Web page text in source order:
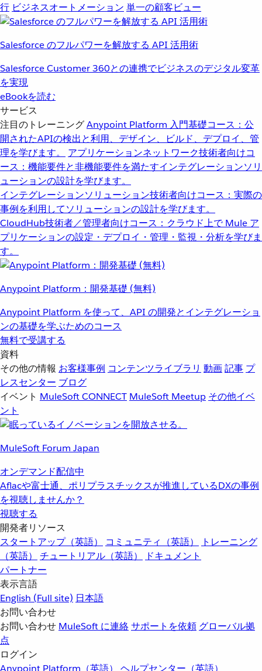
行 ビジネスオートメーション 単一の顧客ビュー
Salesforce のフルパワーを解放する API 活用術
Salesforce Customer 360との連携でビジネスのデジタル変革
を実現
eBookを読む
サービス
注目のトレーニングAnypoint Platform 入門基礎コース：公
開されたAPIの検出と利用、デザイン、ビルド、デプロイ、管
理を学びます。
アプリケーションネットワーク技術者向けコ
ース：機能要件と非機能要件を満たすインテグレーションソリ
ューションの設計を学びます。
インテグレーションソリューション技術者向けコース：実際の
事例を利用してソリューションの設計を学びます。
CloudHub技術者／管理者向けコース：クラウド上で Mule ア
プリケーションの設定・デプロイ・管理・監視・分析を学びま
す。
Anypoint Platform：開発基礎 (無料)
Anypoint Platform を使って、API の開発とインテグレーショ
ンの基礎を学ぶためのコース
無料で受講する
資料
その他の情報 お客様事例 コンテンツライブラリ 動画記事 プ
レスセンター ブログ
イベント MuleSoft CONNECT MuleSoft Meetup その他イベ
ント
MuleSoft Forum Japan
オンデマンド配信中
Aflacや富士通、ポリプラスチックスが推進しているDXの事例
を視聴しませんか？
視聴する
開発者リソース
スタートアップ（英語）
コミュニティ（英語）
トレーニング
（英語）
チュートリアル（英語）
ドキュメント
パートナー
表示言語
English (Full site) 日本語
お問い合わせ
お問い合わせ MuleSoft に連絡サポートを依頼 グローバル拠
点
ログイン
Anypoint Platform（英語） ヘルプセンター（英語）